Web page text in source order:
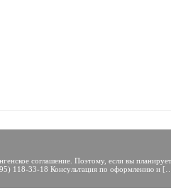
соглашение. Поэтому, если вы
118-33-18 Консультация по оформлению и